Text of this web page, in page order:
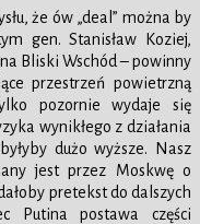
że ów „deal” można by
gen. Stanisław Koziej,
Bliski Wschód – powinny
przestrzeń powietrzną
pozornie wydaje się
wynikłego z działania
dużo wyższe. Nasz
jest przez Moskwę o
pretekst do dalszych
Putina postawa części